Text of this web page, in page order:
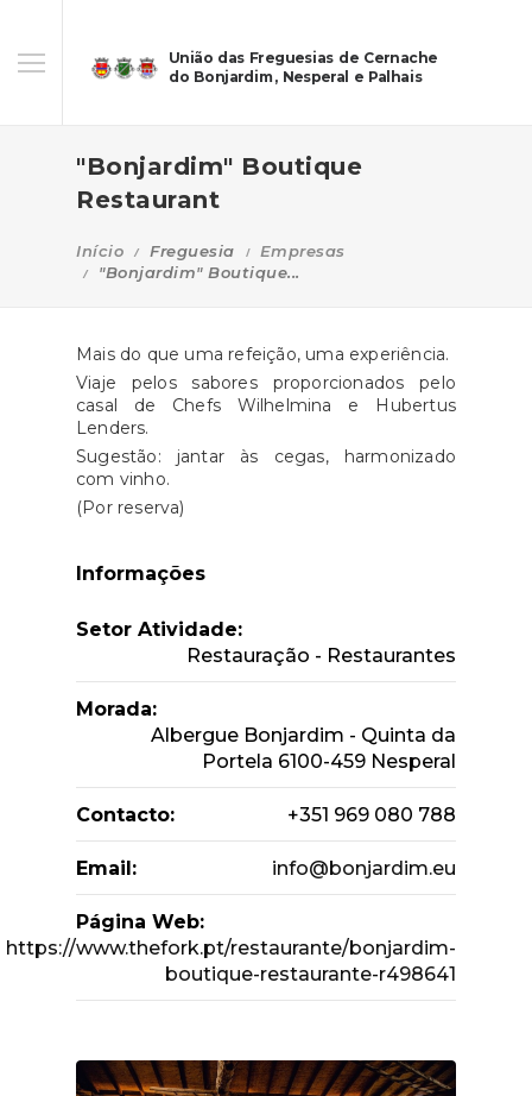
União das Freguesias de Cernache
do Bonjardim, Nesperal e Palhais
"Bonjardim" Boutique
Restaurant
Início Freguesia
Empresas
"Bonjardim" Boutique...
Mais do que uma refeição, uma experiência.
Viaje pelos sabores proporcionados pelo
casal de Chefs Wilhelmina e Hubertus
Lenders.
Sugestão: jantar às cegas, harmonizado
com vinho.
(Por reserva)
Informações
Setor Atividade:
Restauração - Restaurantes
Morada:
Albergue Bonjardim - Quinta da
Portela 6100-459 Nesperal
Contacto: +351 969 080 788
Email: info@bonjardim.eu
Página Web:
https://www.thefork.pt/restaurante/bonjardim-
boutique-restaurante-r498641